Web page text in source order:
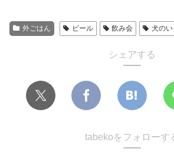
外ごはん ビール 飲み会 犬の
シェアする
tabekoをフォローす